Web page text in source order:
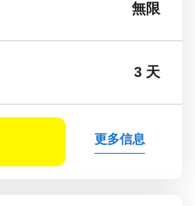
無限
3 天
更多信息